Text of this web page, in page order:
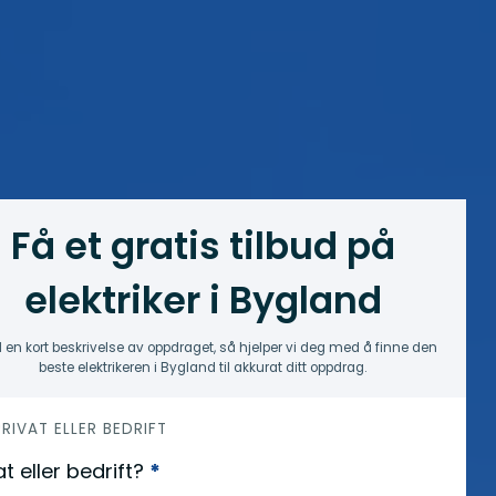
Få et gratis tilbud på
elektriker i Bygland
en kort beskrivelse av oppdraget, så hjelper vi deg med å finne den
beste elektrikeren i Bygland til akkurat ditt oppdrag.
ELLER BEDRIFT
eller bedrift? *